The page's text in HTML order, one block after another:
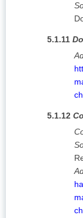
5.1.11
5.1.12